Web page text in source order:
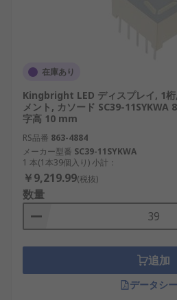
示が可能になります。
です。視線移動の少ない確認が
どの安全管理や装置の稼働状態
ています。また、省エネルギー
長時間連続点灯が必要な用途で
機器に組み込まれることが多く
られるマルチカラータイプも存
24V LED表示器は産業用電源と
国内のロボット制御装置や自動
されています。
る明るさを持ち、防水・防塵性
ています。これにより、日本全
ムやエネルギー発電施設のモニ
在庫あり
Kingbright LED ディスプレイ, 1
メント, カソード SC39-11SYKWA
字高 10 mm
RS品番 863-4884
メーカー型番 SC39-11SYKWA
1 本(1本39個入り) 小計：
￥9,219.99(税抜)
数量
追加
データシ